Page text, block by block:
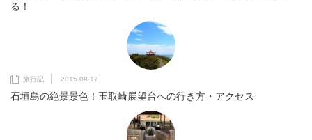
る！
旅行記 2015.09.17
石垣島の絶景景色！玉取崎展望台への行き方・アクセス